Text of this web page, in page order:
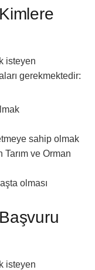
isteyen
gerekmektedir:
sahip olmak
Tarım ve Orman
olması
isteyen